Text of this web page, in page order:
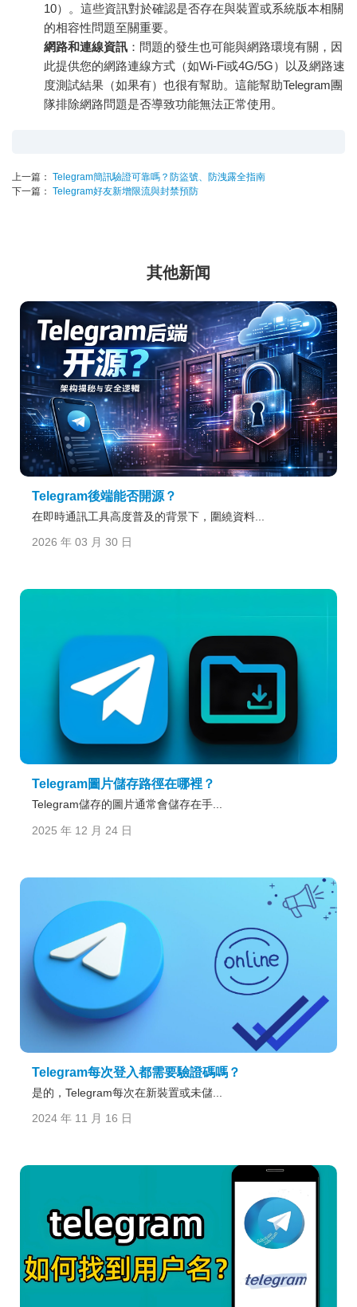
10）。這些資訊對於確認是否存在與裝置或系統版本相關
的相容性問題至關重要。
網路和連線資訊 ：問題的發生也可能與網路環境有關，因
此提供您的網路連線方式（如Wi-Fi或4G/5G）以及網路速
度測試結果（如果有）也很有幫助。這能幫助Telegram團
隊排除網路問題是否導致功能無法正常使用。
上一篇： Telegram簡訊驗證可靠嗎？防盜號、防洩露全指南
下一篇： Telegram好友新增限流與封禁預防
其他新闻
Telegram後端能否開源？
在即時通訊工具高度普及的背景下，圍繞資料...
2026 年 03 月 30 日
Telegram圖片儲存路徑在哪裡？
Telegram儲存的圖片通常會儲存在手...
2025 年 12 月 24 日
Telegram每次登入都需要驗證碼嗎？
是的，Telegram每次在新裝置或未儲...
2024 年 11 月 16 日